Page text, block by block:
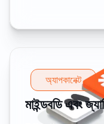
অ্যাপকানেক্ট
মাইন্ডবডি এবং